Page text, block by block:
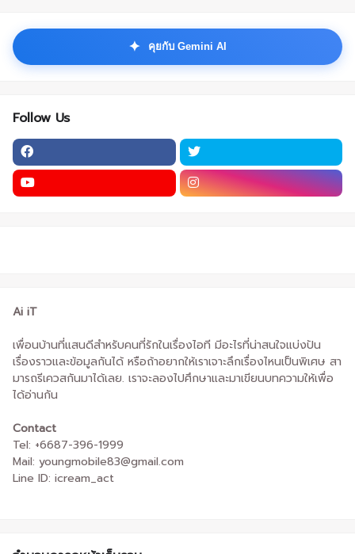
✦ คุยกับ Gemini AI
Follow Us
Ai iT
เพื่อนบ้านที่แสนดีสำหรับคนที่รักในเรื่องไอที มีอะไรที่น่าสนใจแบ่งปัน
เรื่องราวและข้อมูลกันได้ หรือถ้าอยากให้เราเจาะลึกเรื่องไหนเป็นพิเศษ สา
มารถรีเควสกันมาได้เลย. เราจะลองไปศึกษาและมาเขียนบทความให้เพื่อ
ได้อ่านกัน
Contact
Tel: +6687-396-1999
Mail: youngmobile83@gmail.com
Line ID: icream_act